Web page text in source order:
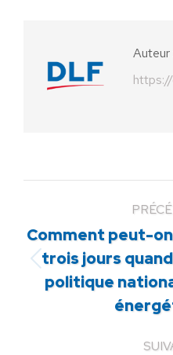
Auteur
:
Comment peut-
trois jours
politique